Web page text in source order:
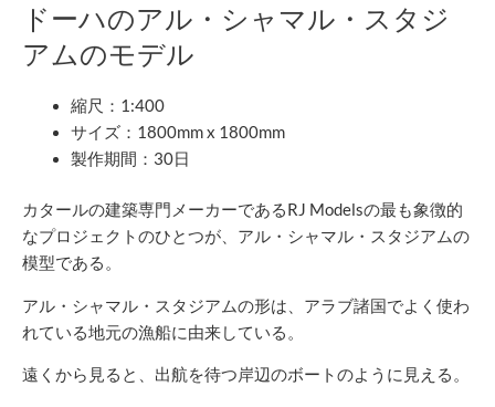
ドーハのアル・シャマル・スタジ
アムのモデル
縮尺：1:400
サイズ：1800mm x 1800mm
製作期間：30日
カタールの建築専門メーカーであるRJ Modelsの最も象徴的
なプロジェクトのひとつが、アル・シャマル・スタジアムの
模型である。
アル・シャマル・スタジアムの形は、アラブ諸国でよく使わ
れている地元の漁船に由来している。
遠くから見ると、出航を待つ岸辺のボートのように見える。